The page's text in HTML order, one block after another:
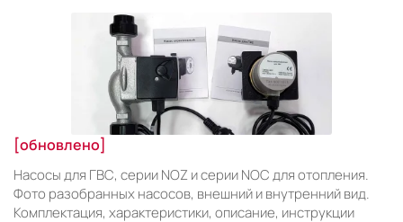
[обновлено]
Насосы для ГВС, серии NOZ и серии NOC для отопления.
Фото разобранных насосов, внешний и внутренний вид.
Комплектация, характеристики, описание, инструкции